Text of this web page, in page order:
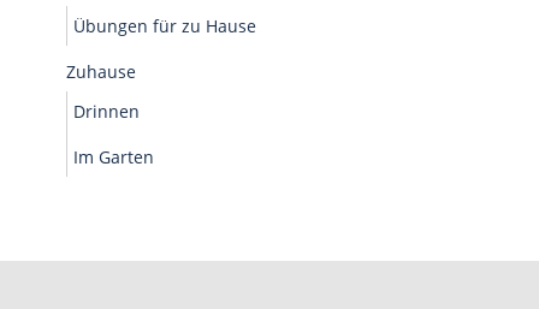
Übungen für zu Hause
Zuhause
Drinnen
Im Garten